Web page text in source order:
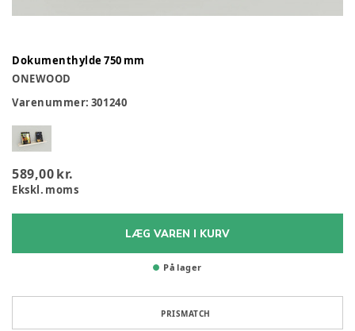
Dokumenthylde 750 mm
ONEWOOD
Varenummer: 301240
589,00 kr.
Ekskl. moms
LÆG VAREN I KURV
På lager
PRISMATCH